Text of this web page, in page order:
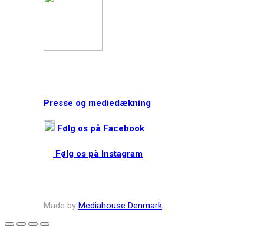
Presse og mediedækning
Følg os på Facebook
Følg os på Instagram
Made by Mediahouse Denmark